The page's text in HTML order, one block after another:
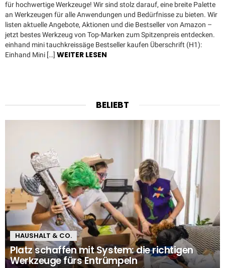
für hochwertige Werkzeuge! Wir sind stolz darauf, eine breite Palette
an Werkzeugen für alle Anwendungen und Bedürfnisse zu bieten. Wir
listen aktuelle Angebote, Aktionen und die Bestseller von Amazon –
jetzt bestes Werkzeug von Top-Marken zum Spitzenpreis entdecken.
einhand mini tauchkreissäge Bestseller kaufen Überschrift (H1):
Einhand Mini […] WEITER LESEN
BELIEBT
HAUSHALT & CO.
Platz schaffen mit System: die richtigen
Werkzeuge fürs Entrümpeln